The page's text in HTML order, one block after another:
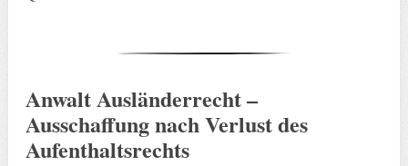
Anwalt Ausländerrecht –
Ausschaffung nach Verlust des
Aufenthaltsrechts